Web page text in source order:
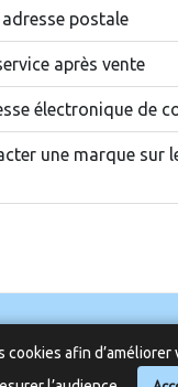
postale
après vente
électronique de
une marque sur
cookies afin